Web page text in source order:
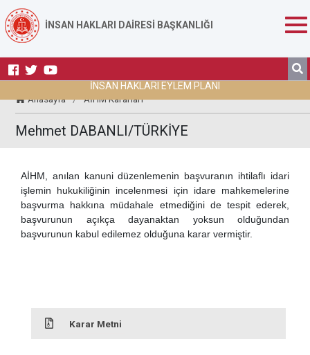
İNSAN HAKLARI DAİRESİ BAŞKANLIĞI
İNSAN HAKLARI EYLEM PLANI
Anasayfa / AİHM Kararları
Mehmet DABANLI/TÜRKİYE
AİHM, anılan kanuni düzenlemenin başvuranın ihtilaflı idari
işlemin hukukiliğinin incelenmesi için idare mahkemelerine
başvurma hakkına müdahale etmediğini de tespit ederek,
başvurunun açıkça dayanaktan yoksun olduğundan
başvurunun kabul edilemez olduğuna karar vermiştir.
Karar Metni